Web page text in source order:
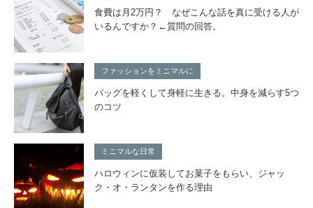
食費は月2万円？ なぜこんな話を真に受ける人が
いるんですか？←質問の回答。
ファッションをミニマルに
バッグを軽くして身軽に生きる。中身を減らす5つ
のコツ
ミニマルな日常
ハロウィンに仮装してお菓子をもらい、ジャッ
ク・オ・ランタンを作る理由